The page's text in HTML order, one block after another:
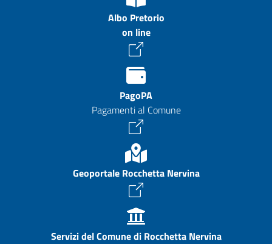
Albo Pretorio
on line
PagoPA
Pagamenti al Comune
Geoportale Rocchetta Nervina
Servizi del Comune di Rocchetta Nervina